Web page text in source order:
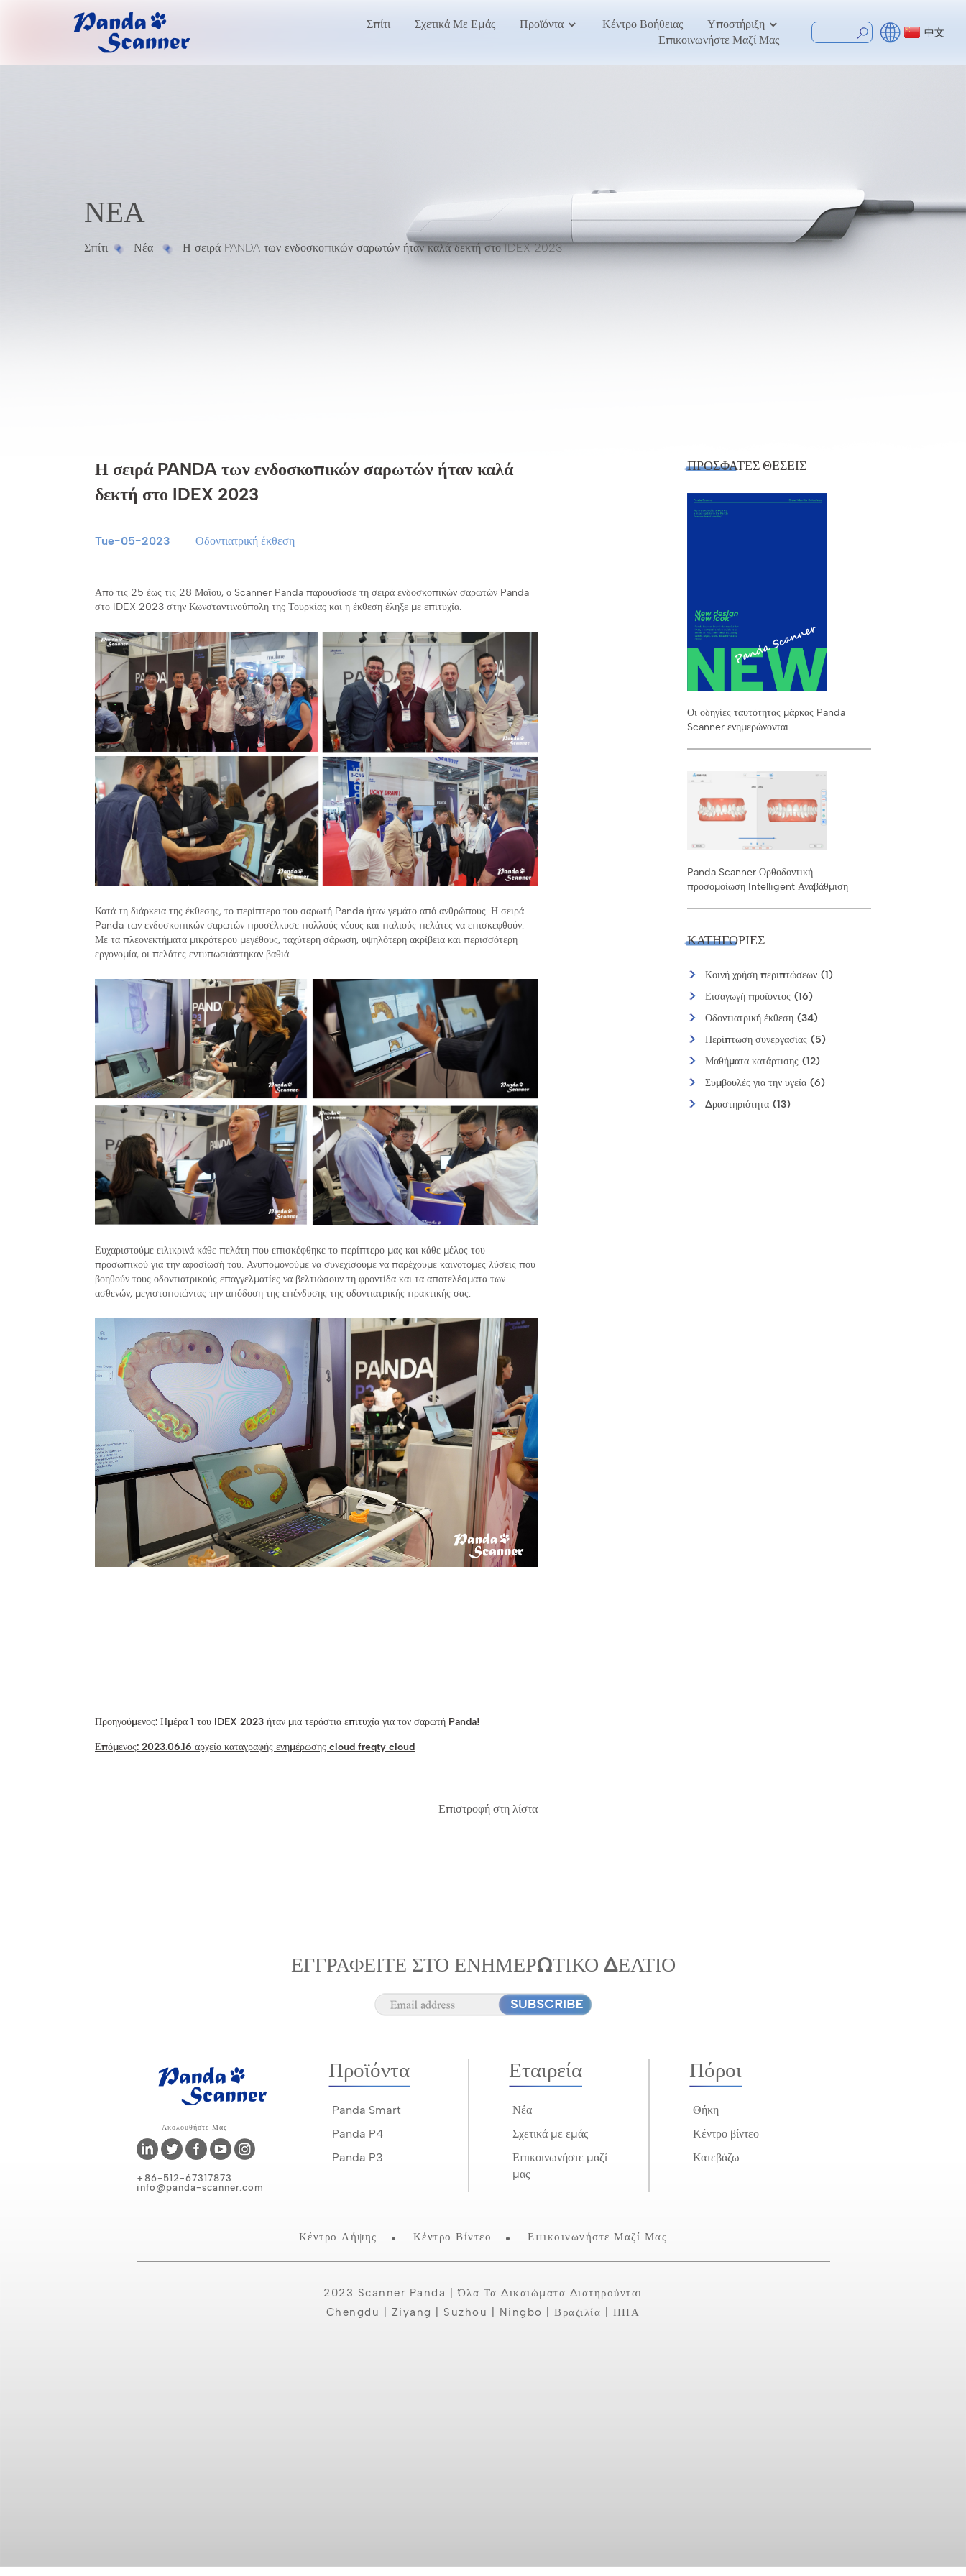
Σπίτι Σχετικά Με Εμάς Προϊόντα Κέντρο Βοήθειας
Υποστήριξη
Επικοινωνήστε Μαζί Μας
中文
ΝΈΑ
Σπίτι Νέα Η σειρά PANDA των ενδοσκοπικών σαρωτών ήταν καλά δεκτή στο IDEX 2023
Η σειρά PANDA των ενδοσκοπικών σαρωτών ήταν καλά
δεκτή στο IDEX 2023
Tue-05-2023 Οδοντιατρική έκθεση
Από τις 25 έως τις 28 Μαΐου, ο Scanner Panda παρουσίασε τη σειρά ενδοσκοπικών σαρωτών Panda
στο IDEX 2023 στην Κωνσταντινούπολη της Τουρκίας και η έκθεση έληξε με επιτυχία.
Κατά τη διάρκεια της έκθεσης, το περίπτερο του σαρωτή Panda ήταν γεμάτο από ανθρώπους. Η σειρά
Panda των ενδοσκοπικών σαρωτών προσέλκυσε πολλούς νέους και παλιούς πελάτες να επισκεφθούν.
Με τα πλεονεκτήματα μικρότερου μεγέθους, ταχύτερη σάρωση, υψηλότερη ακρίβεια και περισσότερη
εργονομία, οι πελάτες εντυπωσιάστηκαν βαθιά.
Ευχαριστούμε ειλικρινά κάθε πελάτη που επισκέφθηκε το περίπτερο μας και κάθε μέλος του
προσωπικού για την αφοσίωσή του. Ανυπομονούμε να συνεχίσουμε να παρέχουμε καινοτόμες λύσεις που
βοηθούν τους οδοντιατρικούς επαγγελματίες να βελτιώσουν τη φροντίδα και τα αποτελέσματα των
ασθενών, μεγιστοποιώντας την απόδοση της επένδυσης της οδοντιατρικής πρακτικής σας.
Προηγούμενος: Ημέρα 1 του IDEX 2023 ήταν μια τεράστια επιτυχία για τον σαρωτή Panda!
Επόμενος: 2023.06.16 αρχείο καταγραφής ενημέρωσης cloud freqty cloud
Επιστροφή στη λίστα
ΠΡΌΣΦΑΤΕΣ ΘΈΣΕΙΣ
Οι οδηγίες ταυτότητας μάρκας Panda
Scanner ενημερώνονται
Panda Scanner Ορθοδοντική
προσομοίωση Intelligent Αναβάθμιση
ΚΑΤΗΓΟΡΊΕΣ
Κοινή χρήση περιπτώσεων (1)
Εισαγωγή προϊόντος (16)
Οδοντιατρική έκθεση (34)
Περίπτωση συνεργασίας (5)
Μαθήματα κατάρτισης (12)
Συμβουλές για την υγεία (6)
Δραστηριότητα (13)
ΕΓΓΡΑΦΕΊΤΕ ΣΤΟ ΕΝΗΜΕΡΩΤΙΚΌ ΔΕΛΤΊΟ
Ακολουθήστε Μας
+86-512-67317873
info@panda-scanner.com
Προϊόντα
Panda Smart
Panda P4
Panda P3
Εταιρεία
Νέα
Σχετικά με εμάς
Επικοινωνήστε μαζί
μας
Πόροι
Θήκη
Κέντρο βίντεο
Κατεβάζω
Κέντρο Λήψης Κέντρο Βίντεο Επικοινωνήστε Μαζί Μας
2023 Scanner Panda | Όλα Τα Δικαιώματα Διατηρούνται
Chengdu | Ziyang | Suzhou | Ningbo | Βραζιλία | ΗΠΑ